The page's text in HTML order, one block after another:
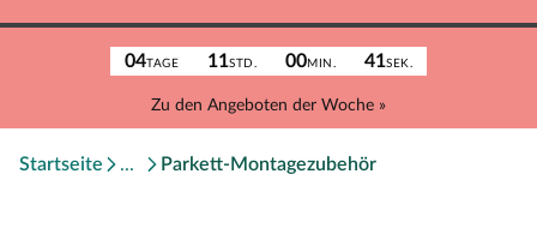
04TAGE 11STD. 00MIN. 41SEK.
Zu den Angeboten der Woche »
Startseite Parkett-Montagezubehör